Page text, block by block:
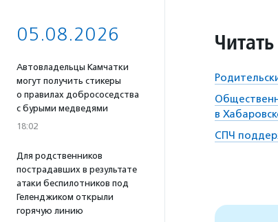
05.08.2026
Автовладельцы Камчатки
могут получить стикеры
о правилах добрососедства
с бурыми медведями
18:02
Для родственников
пострадавших в результате
атаки беспилотников под
Геленджиком открыли
горячую линию
в
СПЧ